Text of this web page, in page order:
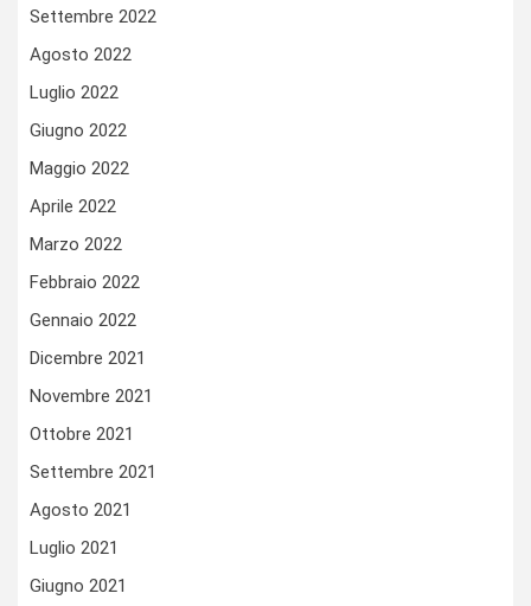
Settembre 2022
Agosto 2022
Luglio 2022
Giugno 2022
Maggio 2022
Aprile 2022
Marzo 2022
Febbraio 2022
Gennaio 2022
Dicembre 2021
Novembre 2021
Ottobre 2021
Settembre 2021
Agosto 2021
Luglio 2021
Giugno 2021